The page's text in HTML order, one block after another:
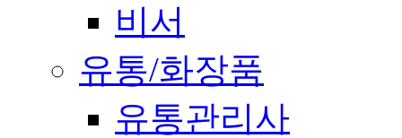
비서
유통/화장품
유통관리사